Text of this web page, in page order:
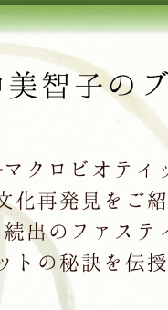
美智子の
クロビオティ
化再発見をご紹
続出のファス
トの秘訣を伝授